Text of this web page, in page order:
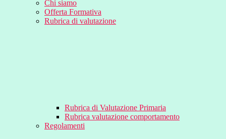
Chi siamo
Offerta Formativa
Rubrica di valutazione
Rubrica di Valutazione Primaria
Rubrica valutazione comportamento
Regolamenti